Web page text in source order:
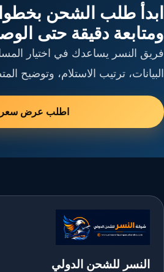
ابدأ طلب الشحن
ومتابعة دقيقة حتى
فريق النسر يساعدك في اختيار
البيانات، ترتيب الاستلام، وتوضيح
اطلب عرض سعر
النسر للشحن الدولي